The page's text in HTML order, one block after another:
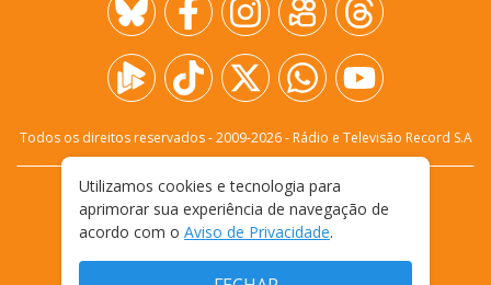
Todos os direitos reservados - 2009-2026- Rádio e Televisão Record S.A
CARREIRA FALE CONOSCO
PRIVACIDADE
TERMOS E CONDIÇÕES DE USO
Utilizamos cookies e tecnologia para
aprimorar sua experiência de navegação de
acordo com o Aviso de Privacidade.